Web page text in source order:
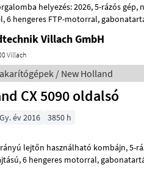
2026, 5-rázós gép, négykerék-
Villach GmbH
Villach
/ New Holland
CX 5090 oldalsó
Gy. év 2016 3850 h
lejtőn használható kombájn, 5-rázós kivitel,
8300 liter,